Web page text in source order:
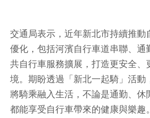
交通局表示，近年新北市持續推動
優化，包括河濱自行車道串聯、通
共自行車服務擴展，打造更安全、
境。期盼透過「新北一起騎」活動
將騎乘融入生活，不論是通勤、休
都能享受自行車帶來的健康與樂趣。